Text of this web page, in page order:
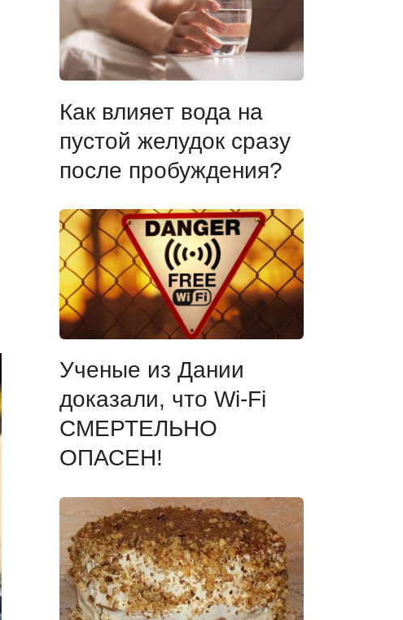
Как влияет вода на
пустой желудок сразу
после пробуждения?
Ученые из Дании
доказали, что Wi-Fi
СМЕРТЕЛЬНО
ОПАСЕН!